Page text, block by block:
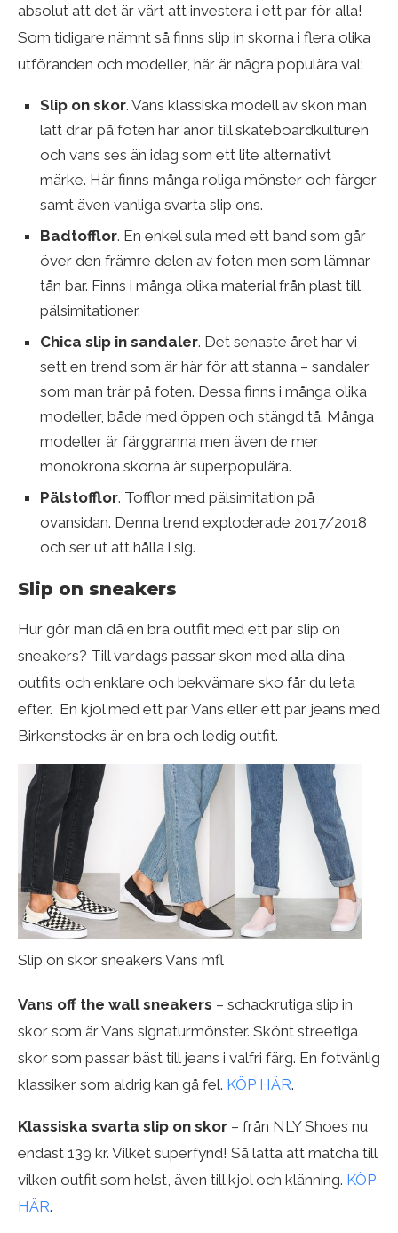
absolut att det är värt att investera i ett par för alla!
Som tidigare nämnt så finns slip in skorna i flera olika
utföranden och modeller, här är några populära val:
Slip on skor. Vans klassiska modell av skon man
lätt drar på foten har anor till skateboardkulturen
och vans ses än idag som ett lite alternativt
märke. Här finns många roliga mönster och färger
samt även vanliga svarta slip ons.
Badtofflor. En enkel sula med ett band som går
över den främre delen av foten men som lämnar
tån bar. Finns i många olika material från plast till
pälsimitationer.
Chica slip in sandaler. Det senaste året har vi
sett en trend som är här för att stanna – sandaler
som man trär på foten. Dessa finns i många olika
modeller, både med öppen och stängd tå. Många
modeller är färggranna men även de mer
monokrona skorna är superpopulära.
Pälstofflor. Tofflor med pälsimitation på
ovansidan. Denna trend exploderade 2017/2018
och ser ut att hålla i sig.
Slip on sneakers
Hur gör man då en bra outfit med ett par slip on
sneakers? Till vardags passar skon med alla dina
outfits och enklare och bekvämare sko får du leta
efter. En kjol med ett par Vans eller ett par jeans med
Birkenstocks är en bra och ledig outfit.
Slip on skor sneakers Vans mfl
Vans off the wall sneakers – schackrutiga slip in
skor som är Vans signaturmönster. Skönt streetiga
skor som passar bäst till jeans i valfri färg. En fotvänlig
klassiker som aldrig kan gå fel. KÖP HÄR.
Klassiska svarta slip on skor – från NLY Shoes nu
endast 139 kr. Vilket superfynd! Så lätta att matcha till
vilken outfit som helst, även till kjol och klänning. KÖP
HÄR.